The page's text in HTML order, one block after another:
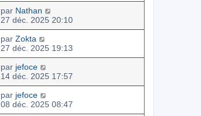
par Nathan
27 déc. 2025 20:10
par Zokta
27 déc. 2025 19:13
par jefoce
14 déc. 2025 17:57
par jefoce
08 déc. 2025 08:47